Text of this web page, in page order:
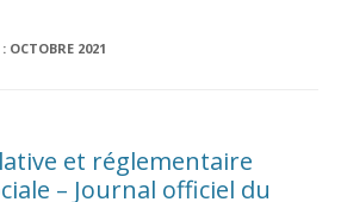
OCTOBRE 2021
et réglementaire
– Journal officiel du